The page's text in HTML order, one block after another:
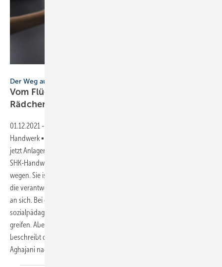
Der Weg ausländischer Nachwuchskräfte ins SHK-Handwerk
Vom Flüchtling zur Fachkraft: Wenn ein
Rädchen ins andere
01.12.2021 -
Handwerk ▪ Abdullah Aghajani aus Afghanistan hat es geschafft: Er ist
jetzt Anlagenmechaniker SHK. Die Integration junger Flüchtlinge ins
SHK-Handwerk ist kein Selbstläufer, schon allein der Sprachbarriere
wegen. Sie ist mit Aufwand verbunden, für die Betriebe ebenso wie für
die verantwortlichen Stellen der dualen Ausbildung und für den Azubi
an sich. Bei der Zusammenarbeit von Bildungsketten und
sozialpädagogischen Maßnahmen muss ein Rädchen ins andere
greifen. Aber es lohnt sich, wie ein Beispiel aus Berlin zeigt. Der Beitrag
beschreibt die Hintergründe und zeichnet den Weg von Abdullah
Aghajani nach. → Stephanie